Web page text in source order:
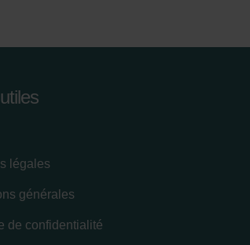
légales
générales
de confidentialité